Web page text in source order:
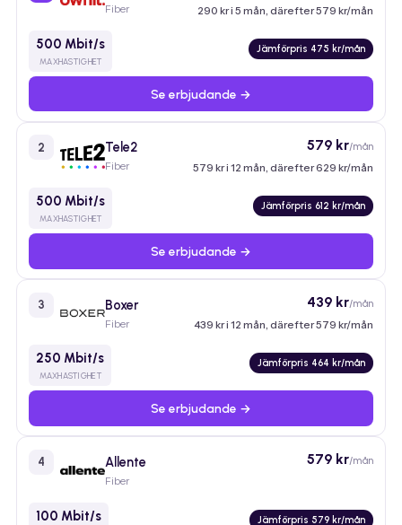
Fiber
500 Mbit/s
MAXHASTIGHET
290 kr i 5 mån, därefter 579 kr/mån
Jämförpris 475 kr/mån
Se erbjudande →
2 Tele2
Fiber
500 Mbit/s
MAXHASTIGHET
579 kr/mån
579 kr i 12 mån, därefter 629 kr/mån
Jämförpris 612 kr/mån
Se erbjudande →
3 Boxer
Fiber
250 Mbit/s
MAXHASTIGHET
439 kr/mån
439 kr i 12 mån, därefter 579 kr/mån
Jämförpris 464 kr/mån
Se erbjudande →
4 Allente
Fiber
100 Mbit/s
579 kr/mån
Jämförpris 579 kr/mån